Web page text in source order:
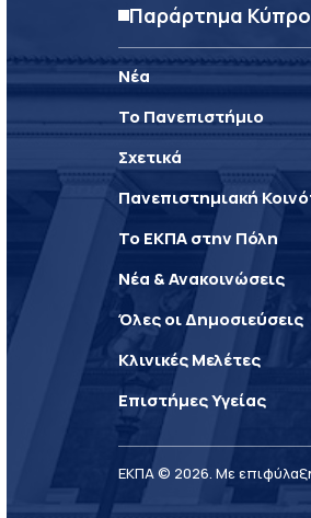
Παράρτημα
Νέα
Το Πανεπιστήμιο
Σχετικά
Πανεπιστημιακή
Το ΕΚΠΑ στην Πόλη
Νέα & Ανακοινώσεις
Όλες οι Δημοσιεύσεις
Κλινικές Μελέτες
Επιστήμες Υγείας
ΕΚΠΑ © 2026. Με